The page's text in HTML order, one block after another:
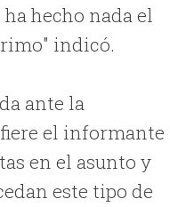
hecho nada el
indicó.
ante la
el informante
en el asunto y
este tipo de